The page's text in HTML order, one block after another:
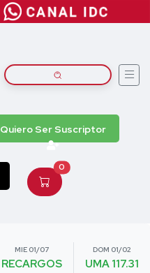
Quiero Ser Suscriptor
0
MIE 01/07
RECARGOS
DOM 01/02
UMA 117.31